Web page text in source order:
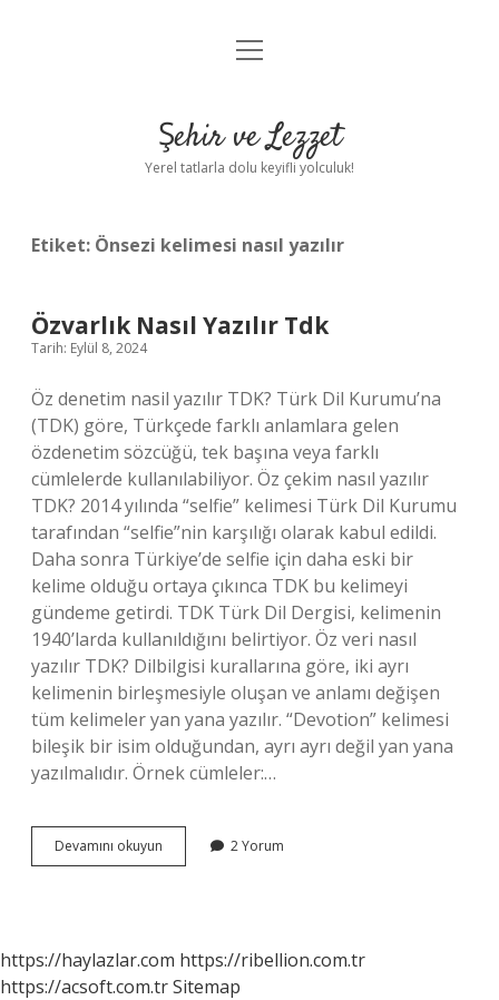
Anasayfa
Yasal Uyarı
menüyü
Şehir ve Lezzet
Yerel tatlarla dolu keyifli yolculuk!
Etiket: Önsezi kelimesi nasıl yazılır
Özvarlık Nasıl Yazılır Tdk
Tarih: Eylül 8, 2024
Öz denetim nasil yazılır TDK? Türk Dil Kurumu’na
(TDK) göre, Türkçede farklı anlamlara gelen
özdenetim sözcüğü, tek başına veya farklı
cümlelerde kullanılabiliyor. Öz çekim nasıl yazılır
TDK? 2014 yılında “selfie” kelimesi Türk Dil Kurumu
tarafından “selfie”nin karşılığı olarak kabul edildi.
Daha sonra Türkiye’de selfie için daha eski bir
kelime olduğu ortaya çıkınca TDK bu kelimeyi
gündeme getirdi. TDK Türk Dil Dergisi, kelimenin
1940’larda kullanıldığını belirtiyor. Öz veri nasıl
yazılır TDK? Dilbilgisi kurallarına göre, iki ayrı
kelimenin birleşmesiyle oluşan ve anlamı değişen
tüm kelimeler yan yana yazılır. “Devotion” kelimesi
bileşik bir isim olduğundan, ayrı ayrı değil yan yana
yazılmalıdır. Örnek cümleler:…
Devamını okuyun Özvarlık
Nasıl
2 Yorum
https://haylazlar.com https://ribellion.com.tr
https://acsoft.com.trSitemap